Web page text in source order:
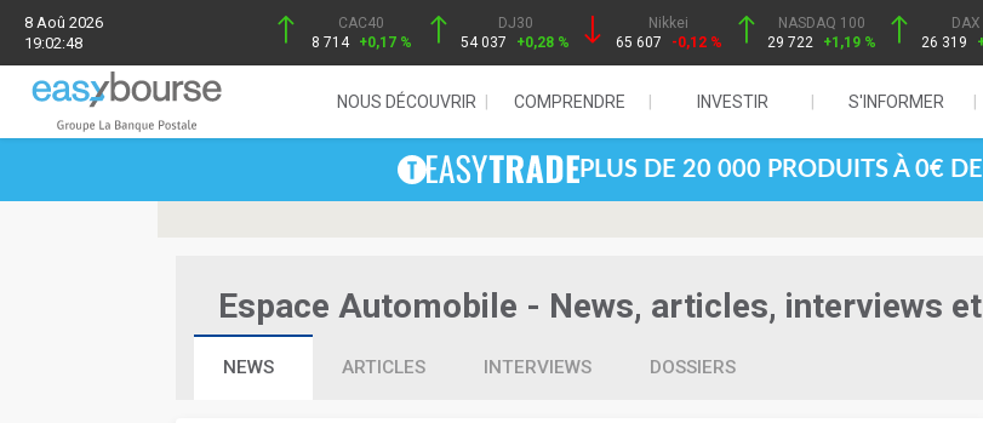
8 Aoû 2026
19:02:48
CAC40
8 714 +0,17 %
DJ30
54 037
+0,28 %
Nikkei
65 607
-0,12 %
NASDAQ 100
29 722
+1,19 %
26 319
NOUS DÉCOUVRIR COMPRENDRE INVESTIR S'INFORMER
PLUS DE 20 000 PRODUITS À 0€
Espace Automobile - News, articles, interviews
NEWS ARTICLES INTERVIEWS DOSSIERS